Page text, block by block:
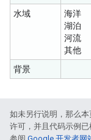
水域
海洋
湖泊
河流
其他
背景
如未另行说明，那么
许可，并且代码示例已